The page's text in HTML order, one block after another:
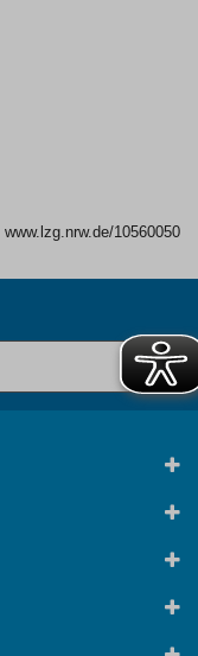
www.lzg.nrw.de/10560050